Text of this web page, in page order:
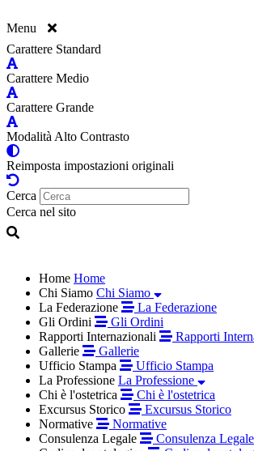
Menu
Carattere Standard
Carattere Medio
Carattere Grande
Modalità Alto Contrasto
Reimposta impostazioni originali
Cerca
Cerca nel sito
Home Home
Chi Siamo Chi Siamo
La Federazione
La Federazione
Gli Ordini
Gli Ordini
Rapporti Internazionali
Rapporti
Gallerie
Gallerie
Ufficio Stampa
Ufficio Stampa
La Professione La Professione
Chi è l'ostetrica
Chi è l'ostetrica
Excursus Storico
Excursus Storico
Normative
Normative
Consulenza Legale
Consulenza Legale